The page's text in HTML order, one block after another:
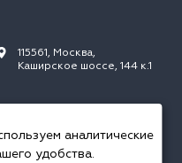
115561, Москва,
Каширское шоссе, 144 к.1
аналитические
удобства.